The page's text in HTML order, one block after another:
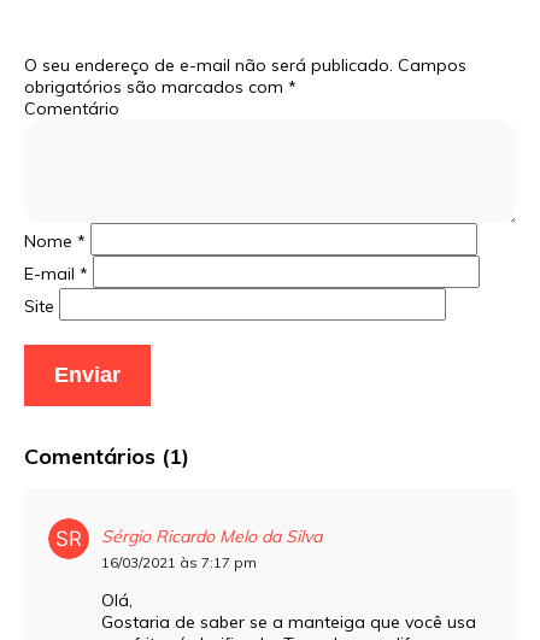
O seu endereço de e-mail não será publicado. Campos
obrigatórios são marcados com *
Comentário
Nome *
E-mail *
Site
Comentários (1)
Sérgio Ricardo Melo da Silva
16/03/2021 às 7:17 pm
Olá,
Gostaria de saber se a manteiga que você usa